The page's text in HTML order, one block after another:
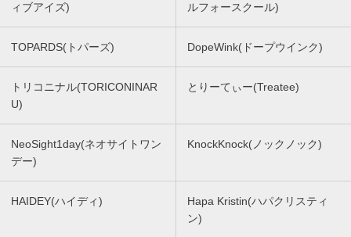
ィブアイズ)
ルフォースクール)
TOPARDS(トパーズ) DopeWink(ドープウインク)
トリコニナル(TORICONINAR
U)
とりーてぃー(Treatee)
NeoSight1day(ネオサイトワン
デー)
KnockKnock(ノックノック)
HAIDEY(ハイディ)
Hapa Kristin(ハパクリスティ
ン)